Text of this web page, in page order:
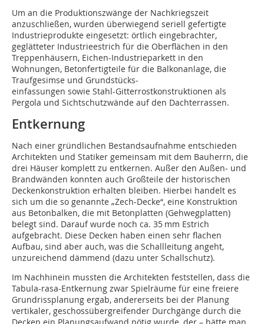
Um an die Produktionszwänge der Nachkriegszeit
anzuschließen, wurden überwiegend seriell gefertigte
Industrieprodukte eingesetzt: örtlich eingebrachter,
geglätteter Industrieestrich für die Oberflächen in den
Treppenhäusern, Eichen-Industrieparkett in den
Wohnungen, Betonfertigteile für die Balkonanlage, die
Traufgesimse und Grundstücks-
einfassungen sowie Stahl-Gitterrostkonstruktionen als
Pergola und Sichtschutzwände auf den Dachterrassen.
Entkernung
Nach einer gründlichen Bestandsaufnahme entschieden
Architekten und Statiker gemeinsam mit dem Bauherrn, die
drei Häuser komplett zu entkernen. Außer den Außen- und
Brandwänden konnten auch Großteile der historischen
Deckenkonstruktion erhalten bleiben. Hierbei handelt es
sich um die so genannte „Zech-Decke“, eine Konstruktion
aus Betonbalken, die mit Betonplatten (Gehwegplatten)
belegt sind. Darauf wurde noch ca. 35 mm Estrich
aufgebracht. Diese Decken haben einen sehr flachen
Aufbau, sind aber auch, was die Schallleitung angeht,
unzureichend dämmend (dazu unter Schallschutz).
Im Nachhinein mussten die Architekten feststellen, dass die
Tabula-rasa-Entkernung zwar Spielräume für eine freiere
Grundrissplanung ergab, andererseits bei der Planung
vertikaler, geschossübergreifender Durchgänge durch die